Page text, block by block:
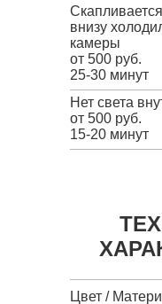
внизу
камеры
от 500 руб.
25-30 минут
Нет света
от 500 руб.
15-20 минут
Цвет /